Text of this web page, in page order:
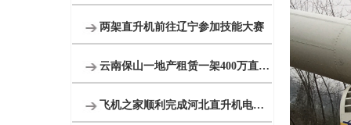
两架直升机前往辽宁参加技能大赛
云南保山一地产租赁一架400万直升机空中看房
飞机之家顺利完成河北直升机电力巡线飞行